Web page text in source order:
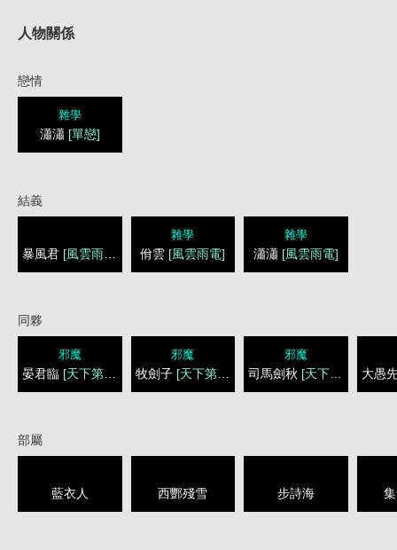
人物關係
戀情
雜學
瀟瀟 [單戀]
結義
暴風君 [風雲雨電]
雜學
佾雲 [風雲雨電]
雜學
瀟瀟 [風雲雨電]
同夥
邪魔
晏君臨 [天下第一人]
邪魔
牧劍子 [天下第一人]
邪魔
司馬劍秋 [天下第一人] 大愚
部屬
藍衣人 西酆殘雪 步詩海